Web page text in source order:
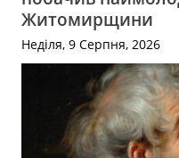
Житомирщини
Неділя, 9 Серпня, 2026